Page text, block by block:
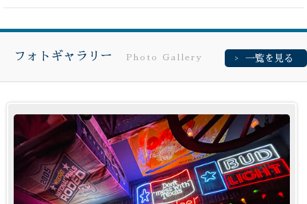
フォトギャラリー Photo Gallery 一覧を見る